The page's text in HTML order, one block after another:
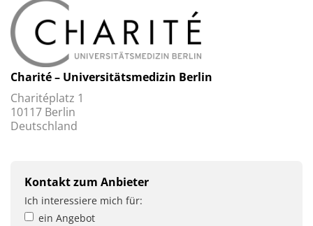
Charité – Universitätsmedizin Berlin
Charitéplatz 1
10117 Berlin
Deutschland
Kontakt zum Anbieter
Ich interessiere mich für:
ein Angebot